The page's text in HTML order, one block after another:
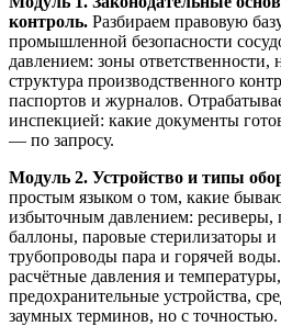
контроль. Разбираем правовую
промышленной безопасности
давлением: зоны ответственности,
структура производственного
паспортов и журналов.
инспекцией: какие документы
— по запросу.
Модуль 2. Устройство и типы
простым языком о том, какие
избыточным давлением: ресиверы,
баллоны, паровые стерилизаторы
трубопроводы пара и горячей
расчётные давления и
предохранительные устройства,
заумных терминов, но с точностью.